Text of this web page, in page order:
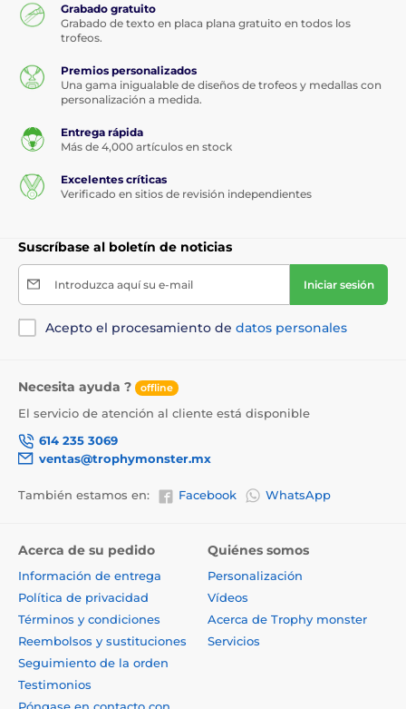
Grabado gratuito
Grabado de texto en placa plana gratuito en todos los
trofeos.
Premios personalizados
Una gama inigualable de diseños de trofeos y medallas con
personalización a medida.
Entrega rápida
Más de 4,000 artículos en stock
Excelentes críticas
Verificado en sitios de revisión independientes
Suscríbase al boletín de noticias
Introduzca aquí su e-mail Iniciar sesión
Acepto el procesamiento de datos personales
Necesita ayuda ? offline
El servicio de atención al cliente está disponible
614 235 3069
ventas@trophymonster.mx
También estamos en: Facebook WhatsApp
Acerca de su pedido
Información de entrega
Política de privacidad
Términos y condiciones
Reembolsos y sustituciones
Seguimiento de la orden
Testimonios
Póngase en contacto con
Quiénes somos
Personalización
Vídeos
Acerca de Trophy monster
Servicios